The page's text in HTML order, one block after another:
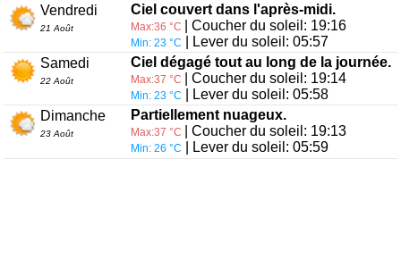
Vendredi
21 Août
Ciel couvert dans l'après-midi.
Max:36 °C | Coucher du soleil: 19:16
Min: 23 °C
| Lever du soleil: 05:57
Samedi
22 Août
Ciel dégagé tout au long de la journée.
Max:37 °C | Coucher du soleil: 19:14
Min: 23 °C
| Lever du soleil: 05:58
Dimanche
23 Août
Partiellement nuageux.
Max:37 °C | Coucher du soleil: 19:13
Min: 26 °C | Lever du soleil: 05:59